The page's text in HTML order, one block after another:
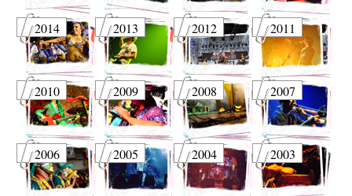
2014 2013 2012 2011
2010 2009 2008 2007
2006 2005 2004 2003